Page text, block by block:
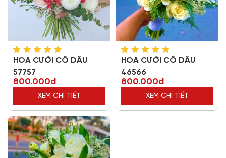
HOA CƯỚI CÔ DÂU
57757
800.000đ
XEM CHI TIẾT
HOA CƯỚI CÔ DÂU
46566
800.000đ
XEM CHI TIẾT